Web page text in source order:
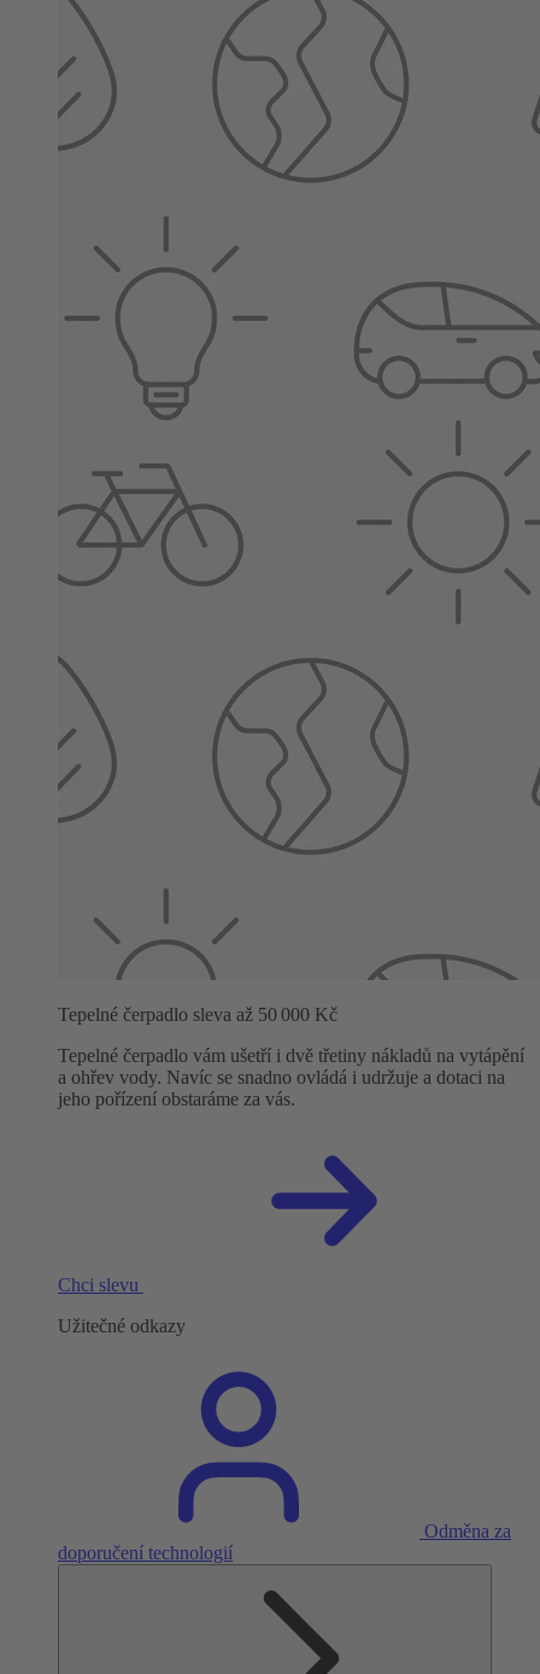
Tepelné čerpadlo sleva až 50 000 Kč
Tepelné čerpadlo vám ušetří i dvě třetiny nákladů na vytápění
a ohřev vody. Navíc se snadno ovládá i udržuje a dotaci na
jeho pořízení obstaráme za vás.
Chci slevu
Užitečné odkazy
Odměna za
doporučení technologií